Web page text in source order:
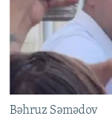
Bəhruz Səmədov